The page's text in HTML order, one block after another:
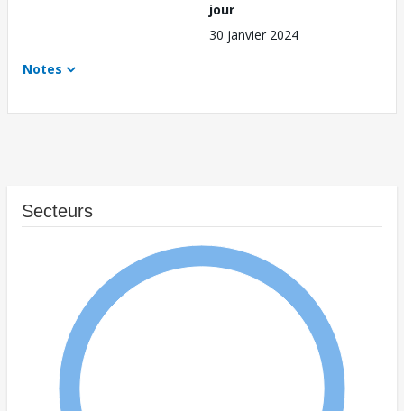
jour
30 janvier 2024
Notes
Secteurs